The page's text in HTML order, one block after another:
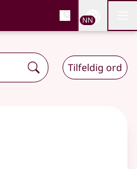
og
NN
Tilfeldig ord